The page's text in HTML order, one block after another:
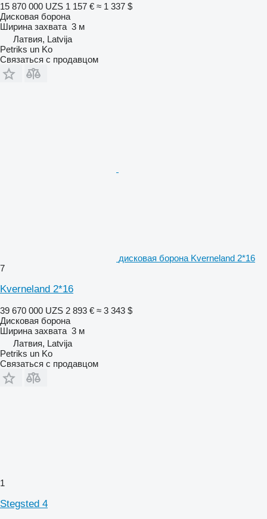
15 870 000 UZS 1 157 € ≈ 1 337 $
Дисковая борона
Ширина захвата 3 м
Латвия, Latvija
Petriks un Ko
Связаться с продавцом
дисковая борона Kverneland 2*16
7
Kverneland 2*16
39 670 000 UZS 2 893 € ≈ 3 343 $
Дисковая борона
Ширина захвата 3 м
Латвия, Latvija
Petriks un Ko
Связаться с продавцом
1
Stegsted 4